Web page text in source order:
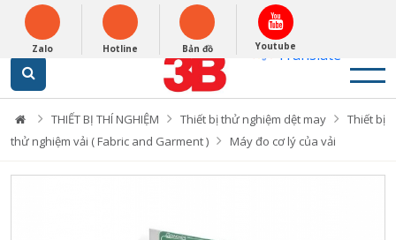
Powered by
Translate
English
0948279988
THIẾT BỊ THÍ NGHIỆM Thiết bị thử nghiệm dệt may
Thiết bị
thử nghiệm vải ( Fabric and Garment )
Máy đo cơ lý của vải
Zalo Hotline Bản đồ Youtube